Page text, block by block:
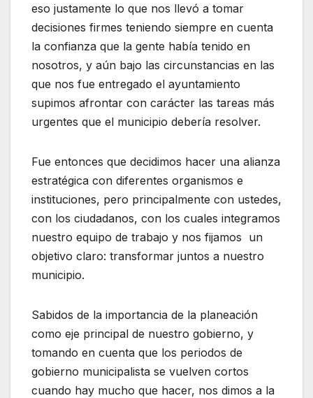
eso justamente lo que nos llevó a tomar
decisiones firmes teniendo siempre en cuenta
la confianza que la gente había tenido en
nosotros, y aún bajo las circunstancias en las
que nos fue entregado el ayuntamiento
supimos afrontar con carácter las tareas más
urgentes que el municipio debería resolver.
Fue entonces que decidimos hacer una alianza
estratégica con diferentes organismos e
instituciones, pero principalmente con ustedes,
con los ciudadanos, con los cuales integramos
nuestro equipo de trabajo y nos fijamos un
objetivo claro: transformar juntos a nuestro
municipio.
Sabidos de la importancia de la planeación
como eje principal de nuestro gobierno, y
tomando en cuenta que los periodos de
gobierno municipalista se vuelven cortos
cuando hay mucho que hacer, nos dimos a la